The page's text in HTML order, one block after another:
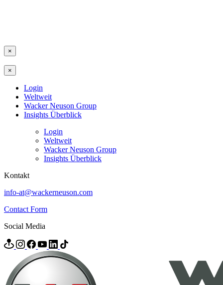
×
×
Login
Weltweit
Wacker Neuson Group
Insights Überblick
Login
Weltweit
Wacker Neuson Group
Insights Überblick
Kontakt
info-at@wackerneuson.com
Contact Form
Social Media